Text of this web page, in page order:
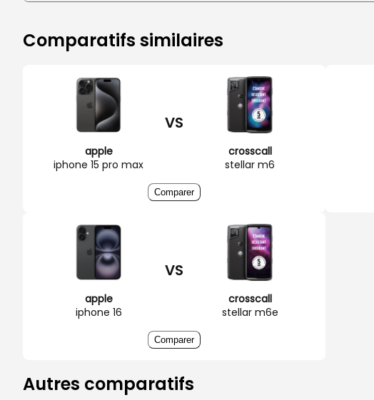
Comparatifs similaires
apple
iphone 15 pro max
VS
crosscall
stellar m6
Comparer
apple
iphone 16
VS
crosscall
stellar m6e
Comparer
Autres comparatifs